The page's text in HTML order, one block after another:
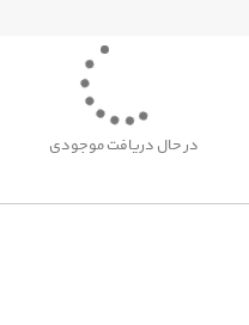
در حال دریافت موجودی